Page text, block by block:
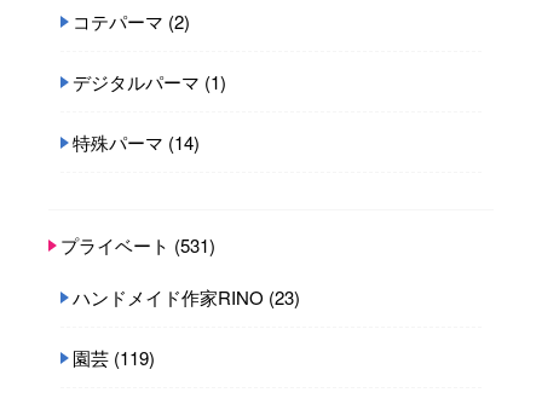
コテパーマ (2)
デジタルパーマ (1)
特殊パーマ (14)
プライベート (531)
ハンドメイド作家RINO (23)
園芸 (119)